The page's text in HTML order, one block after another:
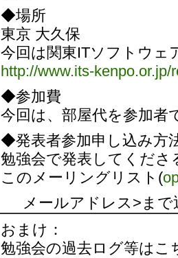
◆場所
東京 大久保
今回は関東ITソフトウェ
http://www.its-
◆参加費
今回は、部屋代を参加者
◆発表者参加申し込み方
勉強会で発表してくだ
このメーリングリスト(
メールアドレス>ま
おまけ：
勉強会の過去ログ等は